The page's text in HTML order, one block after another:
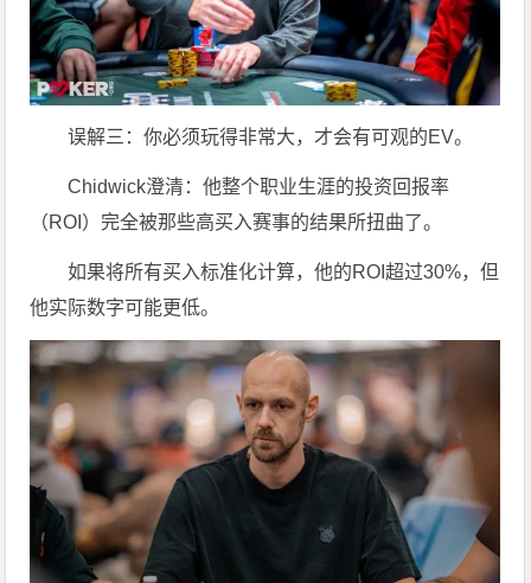
误解三：你必须玩得非常大，才会有可观的EV。
Chidwick澄清：他整个职业生涯的投资回报率
（ROI）完全被那些高买入赛事的结果所扭曲了。
如果将所有买入标准化计算，他的ROI超过30%，但
他实际数字可能更低。